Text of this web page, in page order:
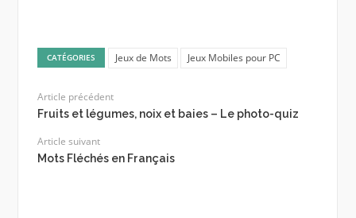
CATÉGORIES Jeux de Mots Jeux Mobiles pour PC
Article précédent
Fruits et légumes, noix et baies – Le photo-quiz
Article suivant
Mots Fléchés en Français